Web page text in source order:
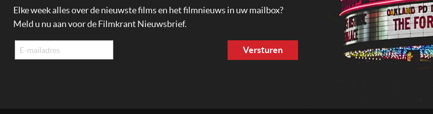
Elke week alles over de nieuwste films en het filmnieuws in uw mailbox?
Meld u nu aan voor de Filmkrant Nieuwsbrief.